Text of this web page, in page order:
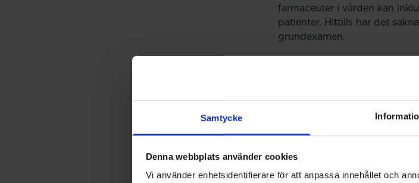
Samtycke
Denna webbplats använder cookies
Vi använder enhetsidentifierare för att anpassa innehållet och
farmaceuter i vården kan
patienter. Hittills har det
grundexamen.
FRIHSK (Farmaceuters
Farmaceuters
och utveckla några av de
vården